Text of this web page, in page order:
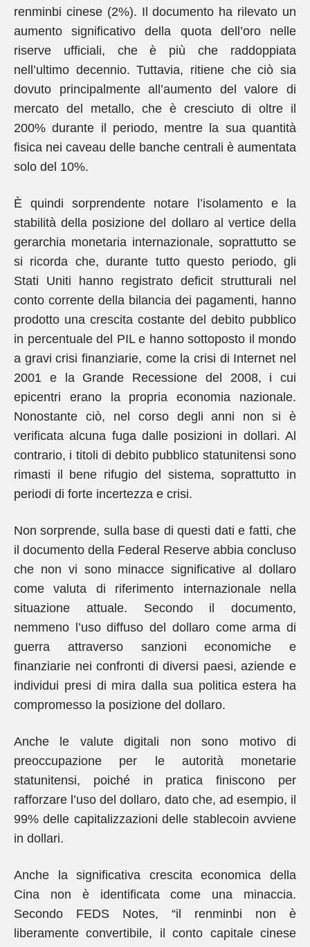
renminbi cinese (2%). Il documento ha rilevato un
aumento significativo della quota dell’oro nelle
riserve ufficiali, che è più che raddoppiata
nell’ultimo decennio. Tuttavia, ritiene che ciò sia
dovuto principalmente all’aumento del valore di
mercato del metallo, che è cresciuto di oltre il
200% durante il periodo, mentre la sua quantità
fisica nei caveau delle banche centrali è aumentata
solo del 10%.
È quindi sorprendente notare l’isolamento e la
stabilità della posizione del dollaro al vertice della
gerarchia monetaria internazionale, soprattutto se
si ricorda che, durante tutto questo periodo, gli
Stati Uniti hanno registrato deficit strutturali nel
conto corrente della bilancia dei pagamenti, hanno
prodotto una crescita costante del debito pubblico
in percentuale del PIL e hanno sottoposto il mondo
a gravi crisi finanziarie, come la crisi di Internet nel
2001 e la Grande Recessione del 2008, i cui
epicentri erano la propria economia nazionale.
Nonostante ciò, nel corso degli anni non si è
verificata alcuna fuga dalle posizioni in dollari. Al
contrario, i titoli di debito pubblico statunitensi sono
rimasti il bene rifugio del sistema, soprattutto in
periodi di forte incertezza e crisi.
Non sorprende, sulla base di questi dati e fatti, che
il documento della Federal Reserve abbia concluso
che non vi sono minacce significative al dollaro
come valuta di riferimento internazionale nella
situazione attuale. Secondo il documento,
nemmeno l’uso diffuso del dollaro come arma di
guerra attraverso sanzioni economiche e
finanziarie nei confronti di diversi paesi, aziende e
individui presi di mira dalla sua politica estera ha
compromesso la posizione del dollaro.
Anche le valute digitali non sono motivo di
preoccupazione per le autorità monetarie
statunitensi, poiché in pratica finiscono per
rafforzare l’uso del dollaro, dato che, ad esempio, il
99% delle capitalizzazioni delle stablecoin avviene
in dollari.
Anche la significativa crescita economica della
Cina non è identificata come una minaccia.
Secondo FEDS Notes, “il renminbi non è
liberamente convertibile, il conto capitale cinese